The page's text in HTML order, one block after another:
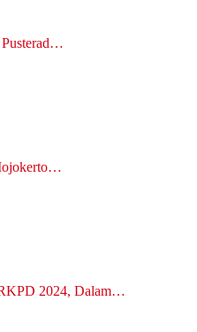
Pusterad…
2024, Dalam…